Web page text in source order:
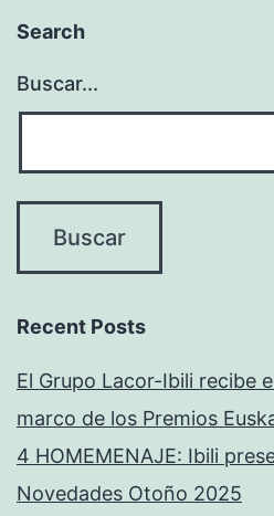
Search
Buscar...
Recent Posts
El Grupo Lacor-Ibili recibe
marco de los Premios
4 HOMEMENAJE: Ibili
Novedades Otoño 2025